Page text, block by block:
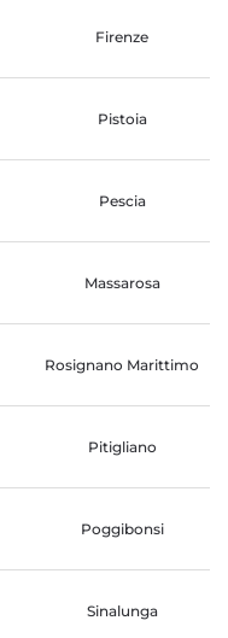
Firenze
Pistoia
Pescia
Massarosa
Rosignano Marittimo
Pitigliano
Poggibonsi
Sinalunga